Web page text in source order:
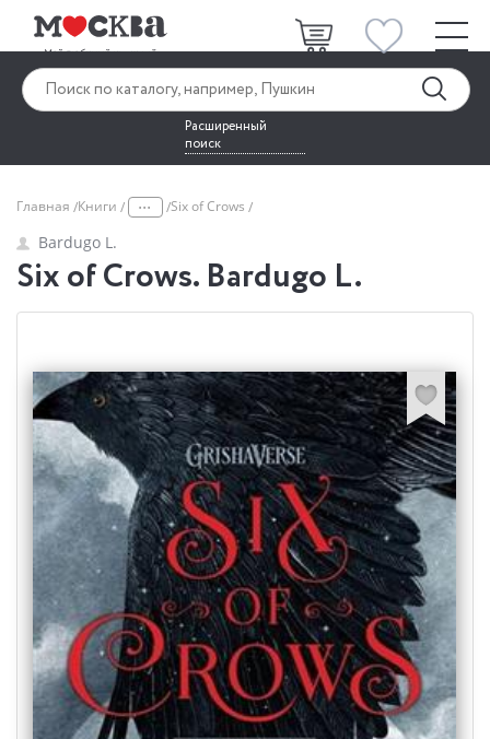
Расширенный
поиск
Главная Книги ... Six of Crows
Bardugo L.
Six of Crows. Bardugo L.